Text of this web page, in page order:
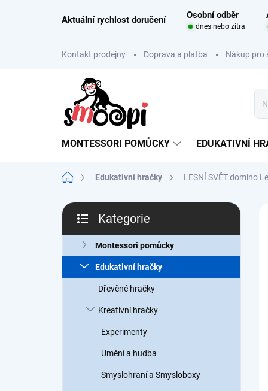
Aktuální rychlost doručení Osobní odběr
dnes nebo zítra
Kontakt prodejny Doprava a platba Nákup pro
MONTESSORI POMŮCKY EDUKATIVNÍ
Domů Edukativní hračky LESNÍ SVĚT domino
P
s
r
a
kategorie
Kategorie
Montessori pomůcky
Edukativní hračky
Dřevěné hračky
Kreativní hračky
Experimenty
Umění a hudba
Smyslohraní a Smysloboxy